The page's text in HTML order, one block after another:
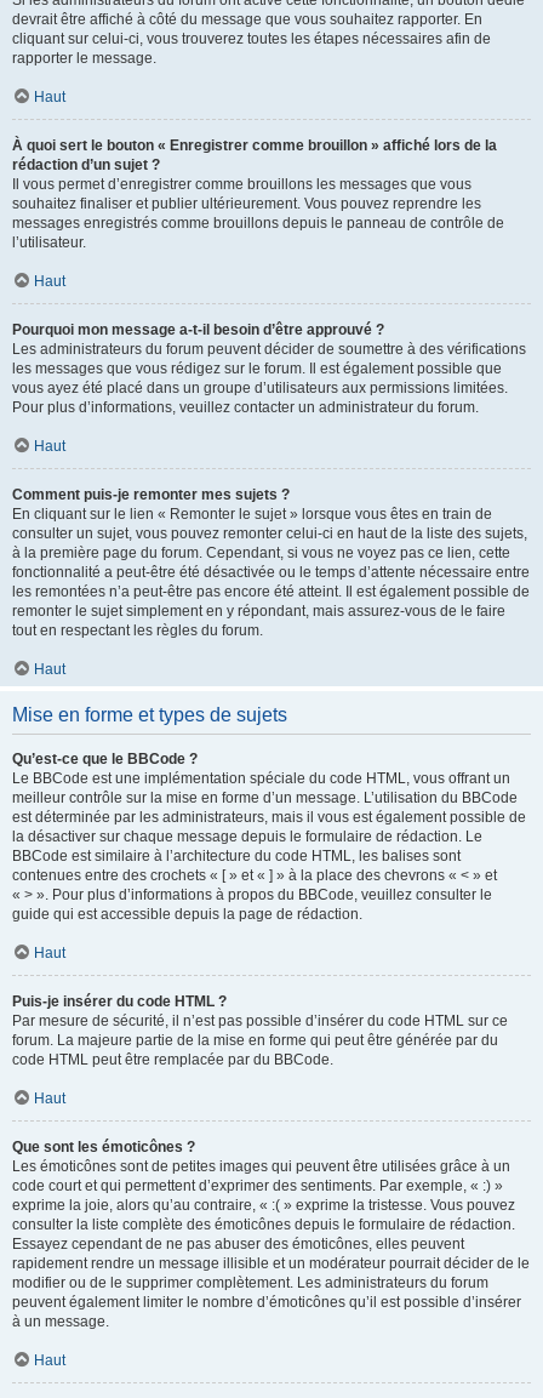
devrait être affiché à côté du message que vous souhaitez rapporter. En
cliquant sur celui-ci, vous trouverez toutes les étapes nécessaires afin de
rapporter le message.
Haut
À quoi sert le bouton « Enregistrer comme brouillon » affiché lors de la
rédaction d’un sujet ?
Il vous permet d’enregistrer comme brouillons les messages que vous
souhaitez finaliser et publier ultérieurement. Vous pouvez reprendre les
messages enregistrés comme brouillons depuis le panneau de contrôle de
l’utilisateur.
Haut
Pourquoi mon message a-t-il besoin d’être approuvé ?
Les administrateurs du forum peuvent décider de soumettre à des vérifications
les messages que vous rédigez sur le forum. Il est également possible que
vous ayez été placé dans un groupe d’utilisateurs aux permissions limitées.
Pour plus d’informations, veuillez contacter un administrateur du forum.
Haut
Comment puis-je remonter mes sujets ?
En cliquant sur le lien « Remonter le sujet » lorsque vous êtes en train de
consulter un sujet, vous pouvez remonter celui-ci en haut de la liste des sujets,
à la première page du forum. Cependant, si vous ne voyez pas ce lien, cette
fonctionnalité a peut-être été désactivée ou le temps d’attente nécessaire entre
les remontées n’a peut-être pas encore été atteint. Il est également possible de
remonter le sujet simplement en y répondant, mais assurez-vous de le faire
tout en respectant les règles du forum.
Haut
Mise en forme et types de sujets
Qu’est-ce que le BBCode ?
Le BBCode est une implémentation spéciale du code HTML, vous offrant un
meilleur contrôle sur la mise en forme d’un message. L’utilisation du BBCode
est déterminée par les administrateurs, mais il vous est également possible de
la désactiver sur chaque message depuis le formulaire de rédaction. Le
BBCode est similaire à l’architecture du code HTML, les balises sont
contenues entre des crochets « [ » et « ] » à la place des chevrons « < » et
« > ». Pour plus d’informations à propos du BBCode, veuillez consulter le
guide qui est accessible depuis la page de rédaction.
Haut
Puis-je insérer du code HTML ?
Par mesure de sécurité, il n’est pas possible d’insérer du code HTML sur ce
forum. La majeure partie de la mise en forme qui peut être générée par du
code HTML peut être remplacée par du BBCode.
Haut
Que sont les émoticônes ?
Les émoticônes sont de petites images qui peuvent être utilisées grâce à un
code court et qui permettent d’exprimer des sentiments. Par exemple, « :) »
exprime la joie, alors qu’au contraire, « :( » exprime la tristesse. Vous pouvez
consulter la liste complète des émoticônes depuis le formulaire de rédaction.
Essayez cependant de ne pas abuser des émoticônes, elles peuvent
rapidement rendre un message illisible et un modérateur pourrait décider de le
modifier ou de le supprimer complètement. Les administrateurs du forum
peuvent également limiter le nombre d’émoticônes qu’il est possible d’insérer
à un message.
Haut